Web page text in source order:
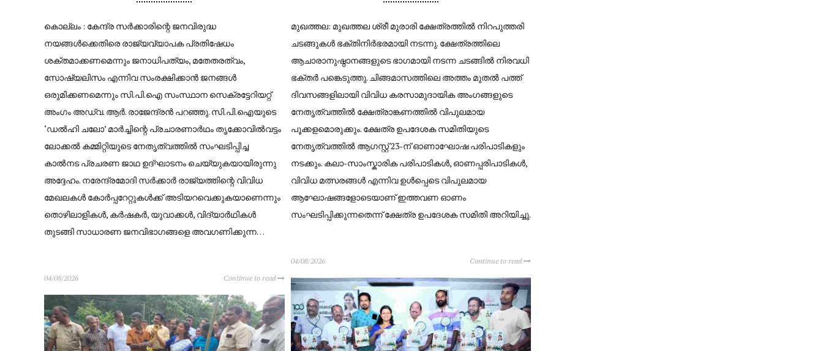
കൊല്ലം : കേന്ദ്ര സർക്കാരിന്റെ ജനവിരുദ്ധ
നയങ്ങൾക്കെതിരെ രാജ്യവ്യാപക പ്രതിഷേധം
ശക്തമാക്കണമെന്നും ജനാധിപത്യം, മതേതരത്വം,
സോഷ്യലിസം എന്നിവ സംരക്ഷിക്കാൻ ജനങ്ങൾ
ഒരുമിക്കണമെന്നും സി.പി.ഐ സംസ്ഥാന സെക്രട്ടേറിയറ്റ്
അംഗം അഡ്വ. ആർ. രാജേന്ദ്രൻ പറഞ്ഞു. സി.പി.ഐയുടെ
‘ഡൽഹി ചലോ’ മാർച്ചിന്റെ പ്രചാരണാർഥം തൃക്കോവിൽവട്ടം
ലോക്കൽ കമ്മിറ്റിയുടെ നേതൃത്വത്തിൽ സംഘടിപ്പിച്ച
കാൽനട പ്രചരണ ജാഥ ഉദ്ഘാടനം ചെയ്യുകയായിരുന്നു
അദ്ദേഹം. നരേന്ദ്രമോദി സർക്കാർ രാജ്യത്തിന്റെ വിവിധ
മേഖലകൾ കോർപ്പറേറ്റുകൾക്ക് അടിയറവെക്കുകയാണെന്നും
തൊഴിലാളികൾ, കർഷകർ, യുവാക്കൾ, വിദ്യാർഥികൾ
തുടങ്ങി സാധാരണ ജനവിഭാഗങ്ങളെ അവഗണിക്കുന്ന…
04/08/2026 Continue to read
മുഖത്തല: മുഖത്തല ശ്രീ മുരാരി ക്ഷേത്രത്തിൽ നിറപുത്തരി
ചടങ്ങുകൾ ഭക്തിനിർഭരമായി നടന്നു. ക്ഷേത്രത്തിലെ
ആചാരാനുഷ്ഠാനങ്ങളുടെ ഭാഗമായി നടന്ന ചടങ്ങിൽ നിരവധി
ഭക്തർ പങ്കെടുത്തു. ചിങ്ങമാസത്തിലെ അത്തം മുതൽ പത്ത്
ദിവസങ്ങളിലായി വിവിധ കരസാമുദായിക അംഗങ്ങളുടെ
നേതൃത്വത്തിൽ ക്ഷേത്രാങ്കണത്തിൽ വിപുലമായ
പൂക്കളമൊരുക്കും. ക്ഷേത്ര ഉപദേശക സമിതിയുടെ
നേതൃത്വത്തിൽ ആഗസ്റ്റ് 23-ന് ഓണാഘോഷ പരിപാടികളും
നടക്കും. കലാ-സാംസ്കാരിക പരിപാടികൾ, ഓണപ്പരിപാടികൾ,
വിവിധ മത്സരങ്ങൾ എന്നിവ ഉൾപ്പെടെ വിപുലമായ
ആഘോഷങ്ങളോടെയാണ് ഇത്തവണ ഓണം
സംഘടിപ്പിക്കുന്നതെന്ന് ക്ഷേത്ര ഉപദേശക സമിതി അറിയിച്ചു.
04/08/2026 Continue to read